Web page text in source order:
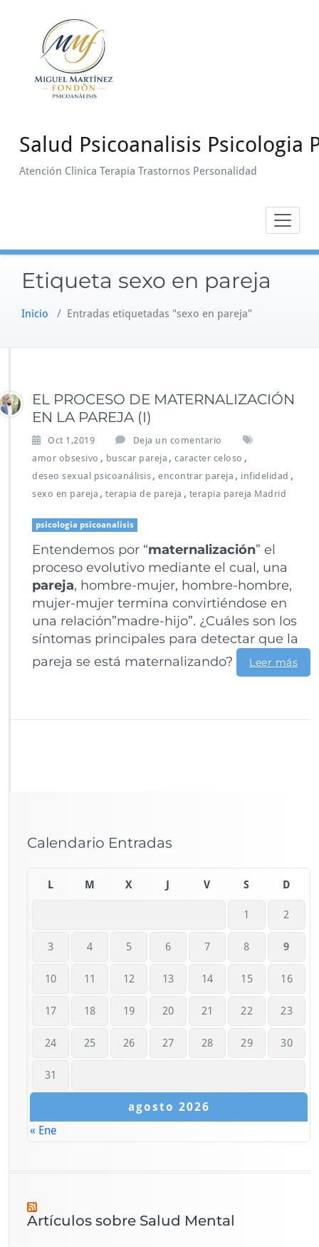
contenido
Salud Psicoanalisis Psicologia
Atención Clinica Terapia Trastornos Personalidad
Etiqueta sexo en pareja
Inicio / Entradas etiquetadas "sexo en pareja"
EL PROCESO DE MATERNALIZACIÓN
EN LA PAREJA (I)
Oct 1,2019
Deja un comentario
amor obsesivo , buscar pareja , caracter celoso ,
deseo sexual psicoanálisis , encontrar pareja , infidelidad ,
sexo en pareja , terapia de pareja , terapia pareja Madrid
psicologia psicoanalisis
Entendemos por “maternalización” el
proceso evolutivo mediante el cual, una
pareja, hombre-mujer, hombre-hombre,
mujer-mujer termina convirtiéndose en
una relación”madre-hijo”. ¿Cuáles son los
síntomas principales para detectar que la
pareja se está maternalizando?
Leer más
Calendario Entradas
agosto 2026
L M X V S D
1 2
3 4 5 6 7 8 9
10 11 12 13 14 15 16
17 18 19 20 21 22 23
24 25 26 27 28 29 30
31
« Ene
Artículos sobre Salud Mental